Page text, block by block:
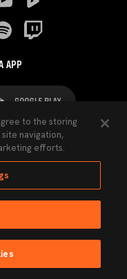
APP
to the storing
navigation,
efforts.